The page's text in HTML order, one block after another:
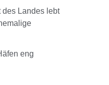
des Landes lebt
eng